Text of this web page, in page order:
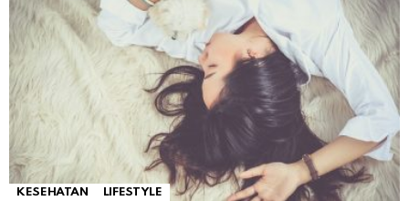
KESEHATAN LIFESTYLE